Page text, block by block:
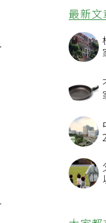
最新